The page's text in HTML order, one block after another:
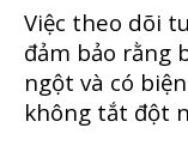
Việc theo dõi
đảm bảo rằng
ngột và có
không tắt đột